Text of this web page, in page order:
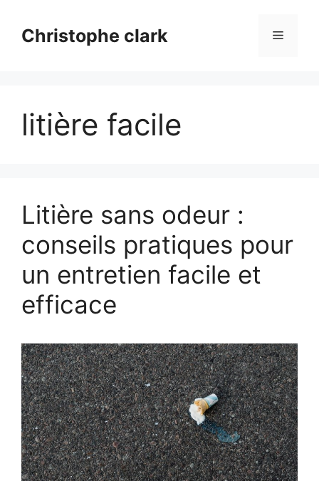
contenuChristophe clark Menu
litière facile
Litière sans odeur :
conseils pratiques pour
un entretien facile et
efficace